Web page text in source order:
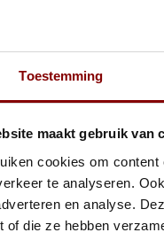
Toestemming
maakt gebruik van
cookies om
te analyseren.
en analyse.
of die ze hebben